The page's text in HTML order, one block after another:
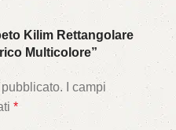
Kilim Rettangolare
Multicolore”
I campi
*